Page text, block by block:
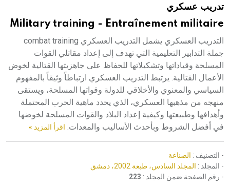
هيئة الموسوعة العربية تطلق موسوعات جديدة في عام 2026تدريب عسكري
Military training - Entraînement militaire
التدريب العسكري يشمل التدريب العسكري combat training
جملة التدابير التعليمية التي تهدف إلى إعداد مقاتلي القوات
المسلحة وقياداتها وتشكيلاتها للحفاظ على جاهزيتها القتالية لخوض
الأعمال القتالية. يرتبط التدريب العسكري ارتباطاً وثيقاً بالمفهوم
السياسي والمعنوي والأخلاقي للدولة وقواتها المسلحة، ويستقى
منهجه من مذهبها العسكري، الذي يحدد ماهية الحرب المحتملة
وأهدافها وطبيعتها وكيفية إعداد البلاد والقوات المسلحة لخوضها
في أفضل الشروط وبأحدث الأساليب والمعدات. اقرأ المزيد »
- التصنيف : الصناعة
- المجلد : المجلد السادس، طبعة 2002، دمشق
- رقم الصفحة ضمن المجلد : 223